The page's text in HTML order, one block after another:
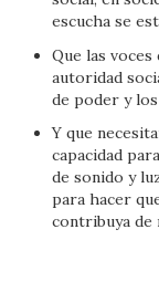
escucha se
Que las
autoridad
de poder y
Y que
capacidad
de sonido y
para hacer
contribuya de